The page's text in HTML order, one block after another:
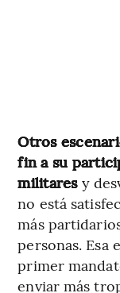
Otros
fin a su
militares y
no está
más
personas. Esa
primer
enviar más